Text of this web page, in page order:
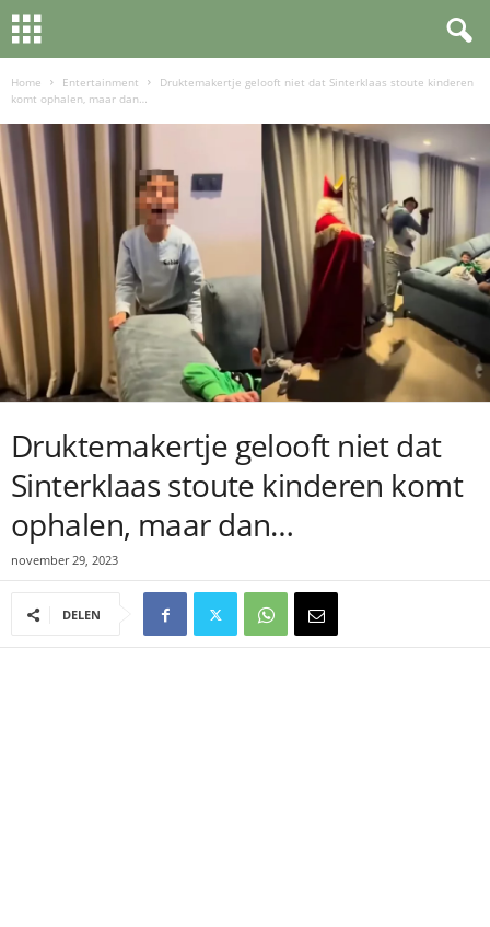
Home Entertainment
Druktemakertje gelooft niet dat Sinterklaas stoute kinderen
komt ophalen, maar dan…
Druktemakertje gelooft niet dat
Sinterklaas stoute kinderen komt
ophalen, maar dan…
november 29, 2023
DELEN